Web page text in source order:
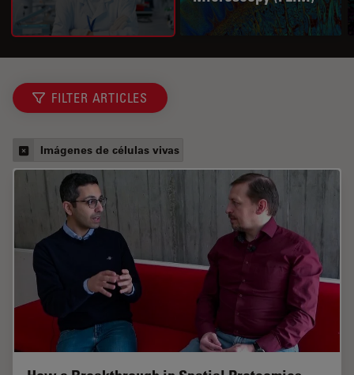
FILTER ARTICLES
Imágenes de células vivas